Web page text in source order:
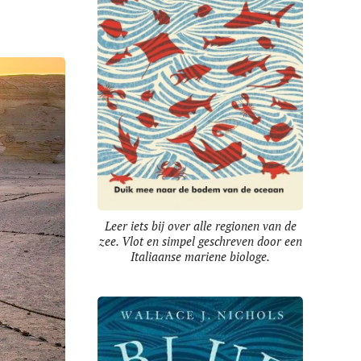
Leer iets bij over alle regionen van de
zee. Vlot en simpel geschreven door een
Italiaanse mariene biologe.